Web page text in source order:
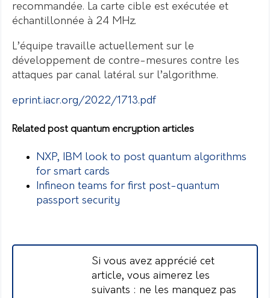
recommandée. La carte cible est exécutée et
échantillonnée à 24 MHz.
L’équipe travaille actuellement sur le
développement de contre-mesures contre les
attaques par canal latéral sur l’algorithme.
eprint.iacr.org/2022/1713.pdf
Related post quantum encryption articles
NXP, IBM look to post quantum algorithms
for smart cards
Infineon teams for first post-quantum
passport security
Si vous avez apprécié cet
article, vous aimerez les
suivants : ne les manquez pas